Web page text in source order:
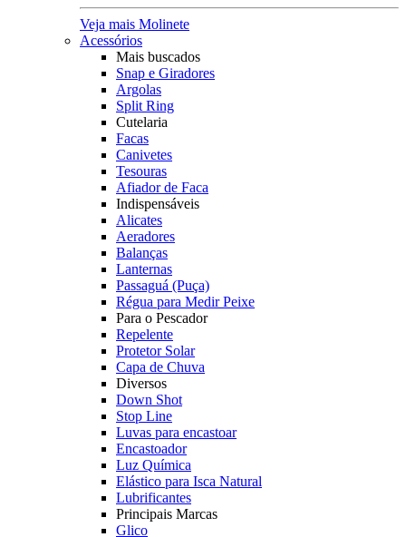
Veja mais Molinete
Acessórios
Mais buscados
Snap e Giradores
Argolas
Split Ring
Cutelaria
Facas
Canivetes
Tesouras
Afiador de Faca
Indispensáveis
Alicates
Aeradores
Balanças
Lanternas
Passaguá (Puça)
Régua para Medir Peixe
Para o Pescador
Repelente
Protetor Solar
Capa de Chuva
Diversos
Down Shot
Stop Line
Luvas para encastoar
Encastoador
Luz Química
Elástico para Isca Natural
Lubrificantes
Principais Marcas
Glico